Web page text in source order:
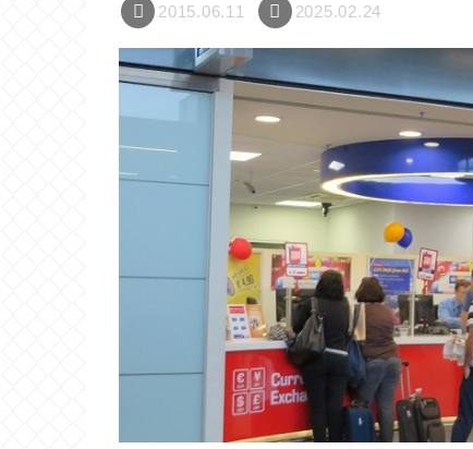
2015.06.11 2025.02.24